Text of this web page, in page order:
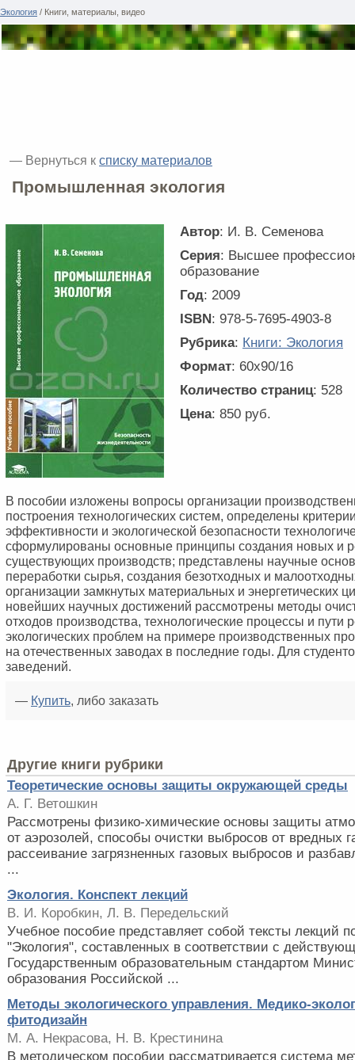
Экология / Книги, материалы, видео
— Вернуться к списку материалов
Промышленная экология
Автор: И. В. Семенова
Серия: Высшее
образование
Год: 2009
ISBN: 978-5-7695-4903-8
Рубрика: Книги: Экология
Формат: 60x90/16
Количество страниц: 528
Цена: 850 руб.
В пособии изложены вопросы организации
построения технологических систем, определены
эффективности и экологической безопасности
сформулированы основные принципы создания новых и
существующих производств; представлены научные
переработки сырья, создания безотходных и
организации замкнутых материальных и энергетических
новейших научных достижений рассмотрены методы
отходов производства, технологические процессы и пути
экологических проблем на примере производственных
на отечественных заводах в последние годы. Для
заведений.
— Купить, либо заказать
Другие книги рубрики
Теоретические основы защиты окружающей среды
А. Г. Ветошкин
Рассмотрены физико-химические основы защиты
от аэрозолей, способы очистки выбросов от вредных
рассеивание загрязненных газовых выбросов и
...
Экология. Конспект лекций
В. И. Коробкин, Л. В. Передельский
Учебное пособие представляет собой тексты лекций
"Экология", составленных в соответствии с
Государственным образовательным стандартом
образования Российской ...
Методы экологического управления. Медико-
фитодизайн
М. А. Некрасова, Н. В. Крестинина
В методическом пособии рассматривается система